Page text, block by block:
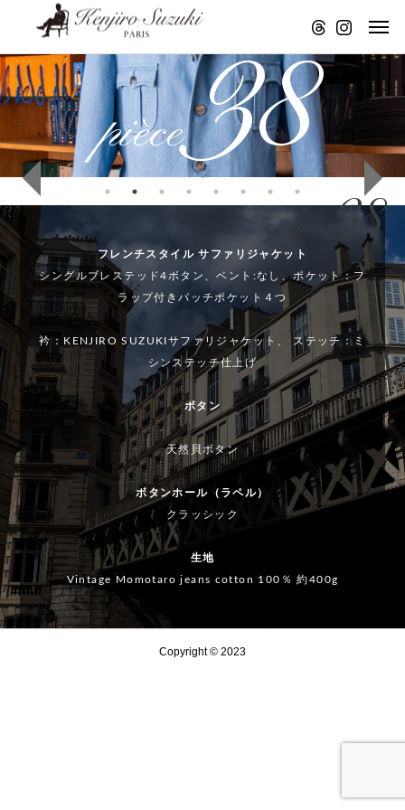
FM アトリ
エより音
声配信。
パリのモ
ノづくり
について
STAND
FM アトリ
エより音
声配信。
パリのモ
ノづくり
について
#
4
1
K
N
JI
R
O
S
U
Z
U
STAND
FM アトリ
エより音
声配信。
ノづくり
について
KE
NJI
RO
SU
ZU
KI
パリ
CD
G 空
港に
シー
STAND
FM アトリ
エより音
声配信。
ノづくり
について
#28
KE
NJI
RO
SU
ZU
肩パ
必
STAND
FM アトリ
エより音
声配信。
パリのモ
ノづくり
について
4
K
E
N
JI
R
話
pièce38
38
フレンチスタイル サファリジャケット
シングルブレステッド4ボタン、ベント:なし、ポケット：フ
ラップ付きパッチポケット４つ
衿：KENJIRO SUZUKIサファリジャケット、 ステッチ：ミ
シンステッチ仕上げ
ボタン
天然貝ボタン
ボタンホール（ラペル）
クラッシック
生地
Vintage Momotaro jeans cotton 100％ 約400g
Copyright © 2023